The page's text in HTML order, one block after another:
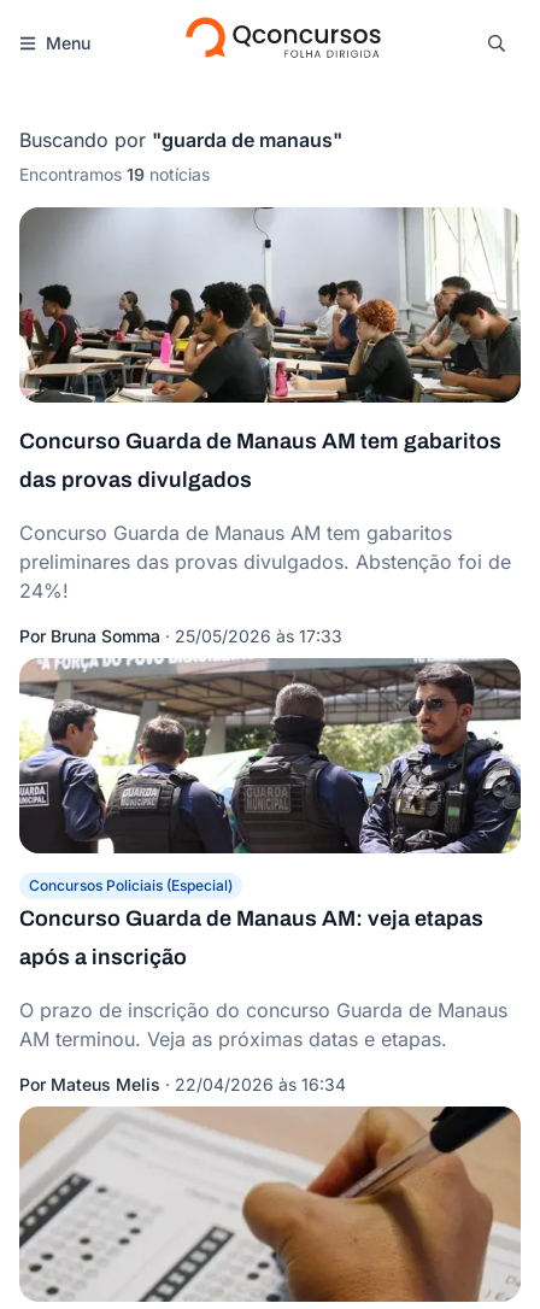
Menu
Buscando por "guarda de manaus"
Encontramos 19 notícias
Concurso Guarda de Manaus AM tem gabaritos
das provas divulgados
Concurso Guarda de Manaus AM tem gabaritos
preliminares das provas divulgados. Abstenção foi de
24%!
Por Bruna Somma · 25/05/2026 às 17:33
Concursos Policiais (Especial)
Concurso Guarda de Manaus AM: veja etapas
após a inscrição
O prazo de inscrição do concurso Guarda de Manaus
AM terminou. Veja as próximas datas e etapas.
Por Mateus Melis · 22/04/2026 às 16:34